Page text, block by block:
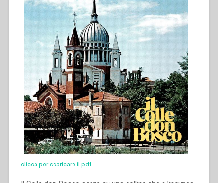
clicca per scaricare il pdf